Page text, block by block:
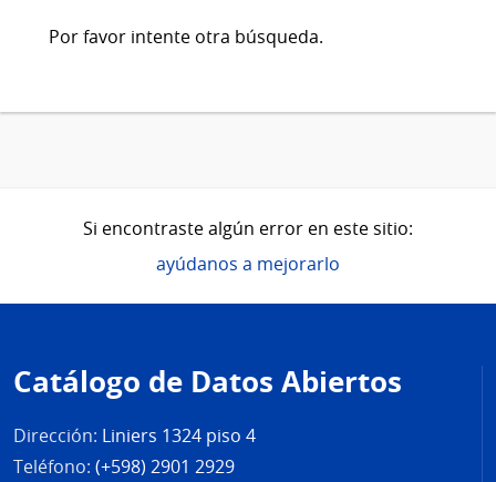
Por favor intente otra búsqueda.
Si encontraste algún error en este sitio:
ayúdanos a mejorarlo
de
página
Catálogo de Datos Abiertos
Dirección: Liniers 1324 piso 4
Teléfono: (+598) 2901 2929